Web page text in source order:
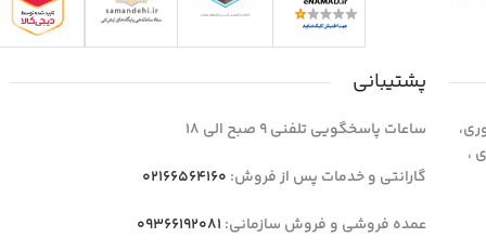
4 اداری ،
پشتیبانی
ساعات پاسخگویی تلفنی 9 صبح الی 18
گارانتی و خدمات پس از فروش: 02166564160
عمده فروشی و فروش سازمانی: 09366192081